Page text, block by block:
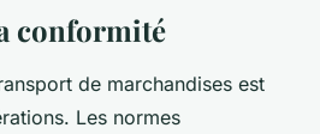
conformité
de marchandises est
Les normes